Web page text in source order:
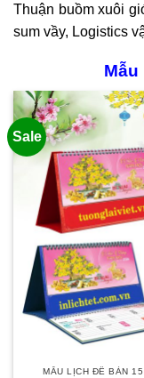
Thuận buồm xuôi
sum vầy, Logistics
Sale
MẪU LỊCH ĐỂ BÀN